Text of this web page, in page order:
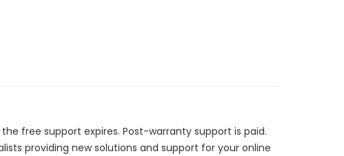
free support expires. Post-warranty support is paid.
providing new solutions and support for your online